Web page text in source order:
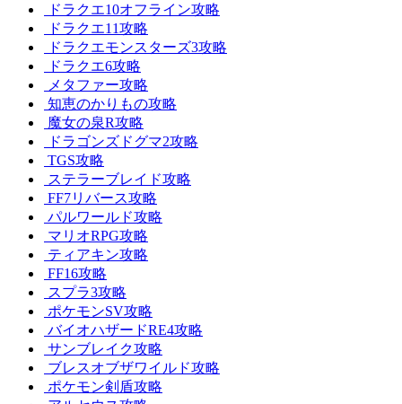
ドラクエ10オフライン攻略
ドラクエ11攻略
ドラクエモンスターズ3攻略
ドラクエ6攻略
メタファー攻略
知恵のかりもの攻略
魔女の泉R攻略
ドラゴンズドグマ2攻略
TGS攻略
ステラーブレイド攻略
FF7リバース攻略
パルワールド攻略
マリオRPG攻略
ティアキン攻略
FF16攻略
スプラ3攻略
ポケモンSV攻略
バイオハザードRE4攻略
サンブレイク攻略
ブレスオブザワイルド攻略
ポケモン剣盾攻略